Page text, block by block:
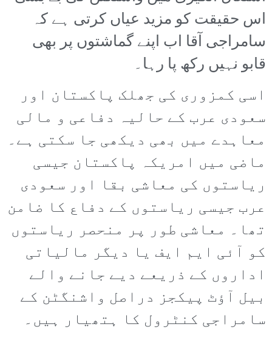
اس حقیقت کو مزید عیاں کرتی ہے کہ
سامراجی آقا اب اپنے گماشتوں پر بھی
قابو نہیں رکھ پا رہا۔
اسی کمزوری کی جھلک پاکستان اور
سعودی عرب کے حالیہ دفاعی و مالی
معاہدے میں بھی دیکھی جا سکتی ہے۔
ماضی میں امریکہ پاکستان جیسی
ریاستوں کی معاشی بقا اور سعودی
عرب جیسی ریاستوں کے دفاع کا ضامن
تھا۔ معاشی طور پر منحصر ریاستوں
کو آئی ایم ایف یا دیگر مالیاتی
اداروں کے ذریعے دیے جانے والے
بیل آؤٹ پیکجز دراصل واشنگٹن کے
سامراجی کنٹرول کا ہتھیار ہیں۔